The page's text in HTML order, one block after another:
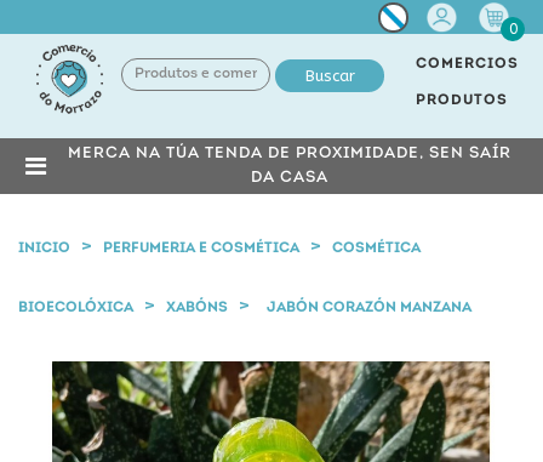
Miña
conta
0
Buscar
COMERCIOS
PRODUTOS
MERCA NA TÚA TENDA DE PROXIMIDADE, SEN SAÍR
DA CASA
INICIO PERFUMERIA E COSMÉTICA COSMÉTICA
BIOECOLÓXICA XABÓNS JABÓN CORAZÓN MANZANA